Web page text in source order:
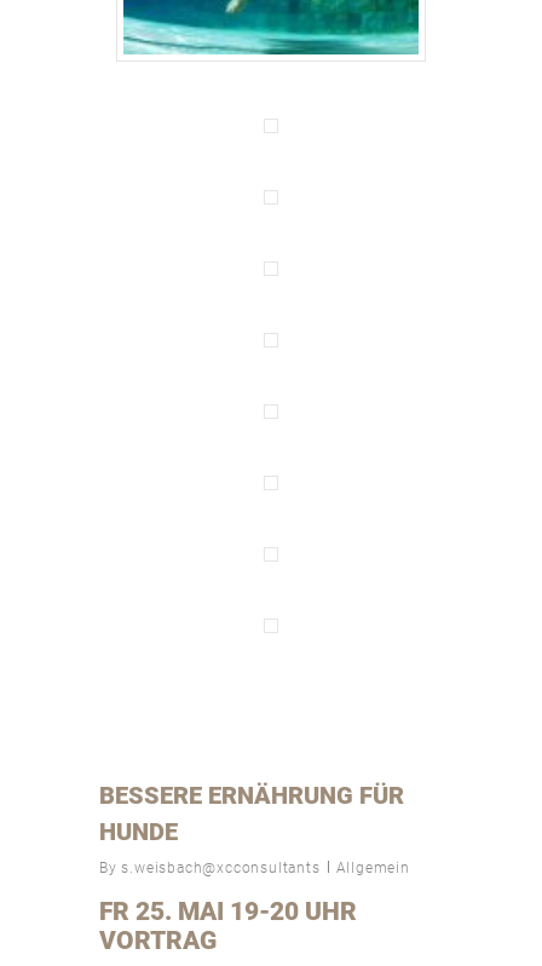
BESSERE ERNÄHRUNG FÜR
HUNDE
By s.weisbach@xcconsultants Allgemein
FR 25. MAI 19-20 UHR
VORTRAG